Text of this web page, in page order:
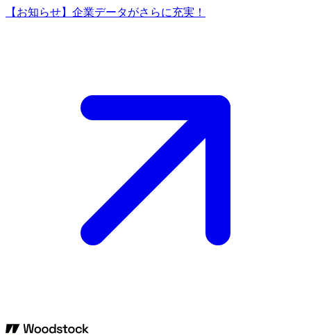
【お知らせ】企業データがさらに充実！